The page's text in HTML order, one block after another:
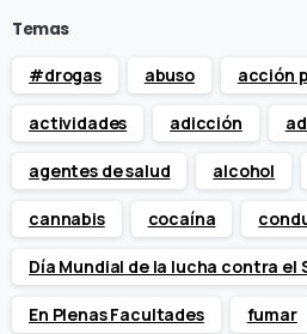
Temas
#drogas
abuso acción
actividades adicción
agentes de salud alcohol
cannabis cocaína
Día Mundial de la lucha contra el
En Plenas Facultades fumar